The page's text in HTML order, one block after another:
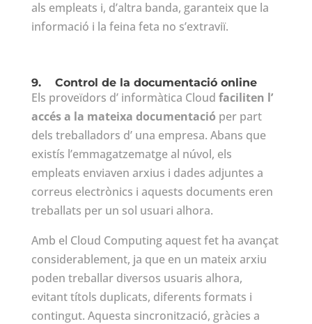
als empleats i, d’altra banda, garanteix que la
informació i la feina feta no s’extraviï.
9. Control de la documentació online
Els proveïdors d’ informàtica Cloud faciliten l’
accés a la mateixa documentació per part
dels treballadors d’ una empresa. Abans que
existís l’emmagatzematge al núvol, els
empleats enviaven arxius i dades adjuntes a
correus electrònics i aquests documents eren
treballats per un sol usuari alhora.
Amb el Cloud Computing aquest fet ha avançat
considerablement, ja que en un mateix arxiu
poden treballar diversos usuaris alhora,
evitant títols duplicats, diferents formats i
contingut. Aquesta sincronització, gràcies a